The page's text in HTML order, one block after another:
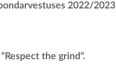
2022/2023
the grind".